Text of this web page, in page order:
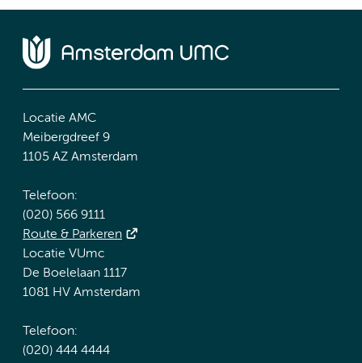
Locatie AMC
Meibergdreef 9
1105 AZ Amsterdam
Telefoon:
(020) 566 9111
Route & Parkeren
Locatie VUmc
De Boelelaan 1117
1081 HV Amsterdam
Telefoon:
(020) 444 4444